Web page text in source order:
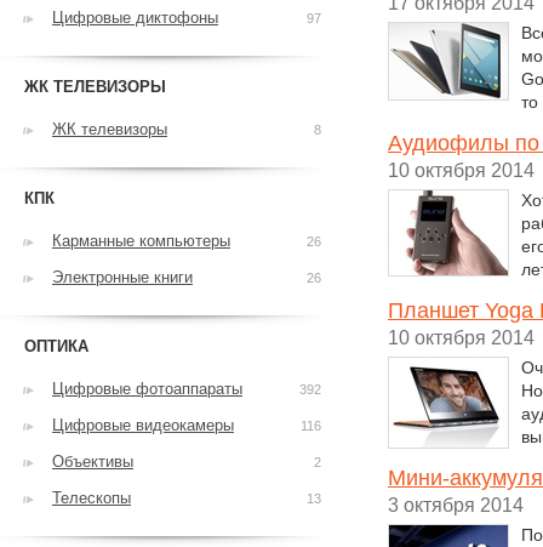
Аудиофилы по
10 октября 2014
Планшет Yoga
10 октября 2014
Мини-
3 октября 2014
Цифровые диктофоны 97
ЖК ТЕЛЕВИЗОРЫ
ЖК телевизоры 8
КПК
Карманные компьютеры 26
Электронные книги 26
ОПТИКА
Цифровые фотоаппараты 392
Цифровые видеокамеры 116
Объективы 2
Телескопы 13